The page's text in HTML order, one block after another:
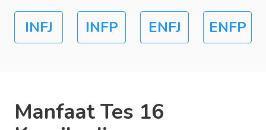
INFJ INFP ENFJ ENFP
Manfaat Tes 16